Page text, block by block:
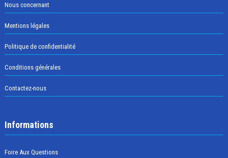
Nous concernant
Mentions légales
Politique de confidentialité
Conditions générales
Contactez-nous
Informations
Foire Aux Questions